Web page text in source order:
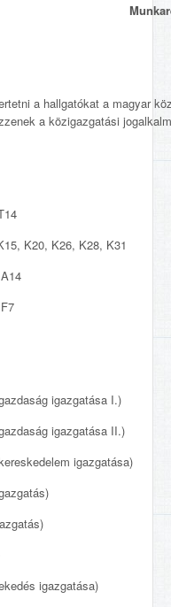
a hallgatókat a magyar
a közigazgatási
K20, K26, K28, K31
igazgatása I.)
igazgatása II.)
igazgatása)
igazgatása)